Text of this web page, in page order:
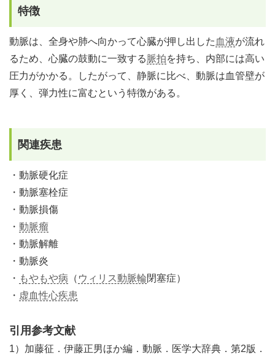
特徴
動脈は、全身や肺へ向かって心臓が押し出した 血液が流れ
るため、心臓の鼓動に一致する 脈拍を持ち、内部には高い
圧力がかかる。したがって、静脈に比べ、動脈は血管壁が
厚く、弾力性に富むという特徴がある。
関連疾患
・動脈硬化症
・動脈塞栓症
・動脈損傷
・ 動脈瘤
・動脈解離
・動脈炎
・ もやもや病 （ ウィリス動脈輪閉塞症）
・ 虚血性心疾患
引用参考文献
1）加藤征．伊藤正男ほか編．動脈．医学大辞典．第2版．